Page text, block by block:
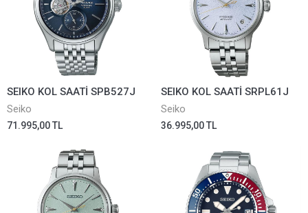
SEIKO KOL SAATİ SPB527J
Seiko
71.995,00 TL
SEIKO KOL SAATİ SRPL61J
Seiko
36.995,00 TL